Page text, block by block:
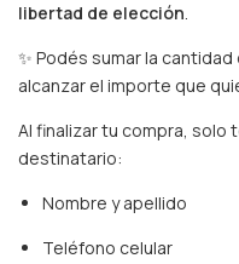
libertad de elección.
✨ Podés sumar la
alcanzar el importe que
Al finalizar tu compra,
destinatario:
Nombre y apellido
Teléfono celular